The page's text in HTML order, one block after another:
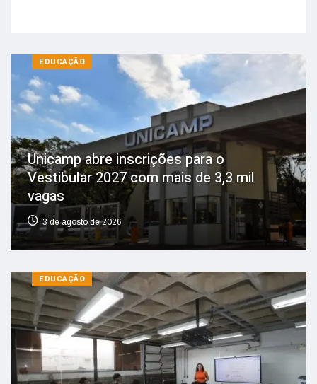
EDUCAÇÃO
Unicamp abre inscrições para o
Vestibular 2027 com mais de 3,3 mil
vagas
3 de agosto de 2026
EDUCAÇÃO